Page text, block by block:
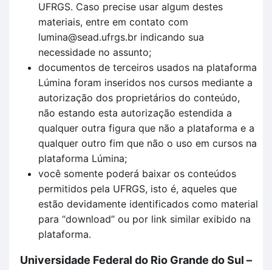
UFRGS. Caso precise usar algum destes
materiais, entre em contato com
lumina@sead.ufrgs.br indicando sua
necessidade no assunto;
documentos de terceiros usados na plataforma
Lúmina foram inseridos nos cursos mediante a
autorização dos proprietários do conteúdo,
não estando esta autorização estendida a
qualquer outra figura que não a plataforma e a
qualquer outro fim que não o uso em cursos na
plataforma Lúmina;
você somente poderá baixar os conteúdos
permitidos pela UFRGS, isto é, aqueles que
estão devidamente identificados como material
para “download” ou por link similar exibido na
plataforma.
Universidade Federal do Rio Grande do Sul –